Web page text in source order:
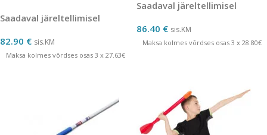
Saadaval järeltellimisel
82.90 € sis.KM
Maksa kolmes võrdses osas 3 x 27.63€
Saadaval järeltellimisel
86.40 € sis.KM
Maksa kolmes võrdses osas 3 x 28.80€